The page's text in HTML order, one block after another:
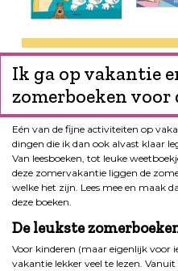
Ik ga op vakantie
zomerboeken voor
Eén van de fijne activiteiten op
dingen die ik dan ook alvast klaar
Van leesboeken, tot leuke
deze zomervakantie liggen de
welke het zijn. Lees mee en maak
deze boeken.
De leukste
Voor kinderen (maar eigenlijk voor
vakantie lekker veel te lezen.